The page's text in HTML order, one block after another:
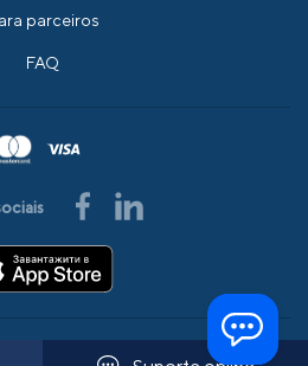
parceiros
FAQ
Todos os direitos reservados